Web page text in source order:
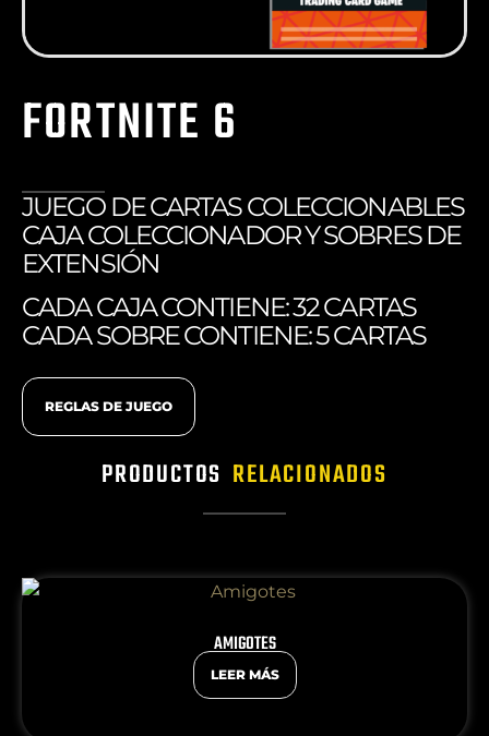
FORTNITE 6
JUEGO DE CARTAS COLECCIONABLES
CAJA COLECCIONADOR Y SOBRES DE
EXTENSIÓN
CADA CAJA CONTIENE: 32 CARTAS
CADA SOBRE CONTIENE: 5 CARTAS
REGLAS DE JUEGO
PRODUCTOS RELACIONADOS
AMIGOTES
LEER MÁS